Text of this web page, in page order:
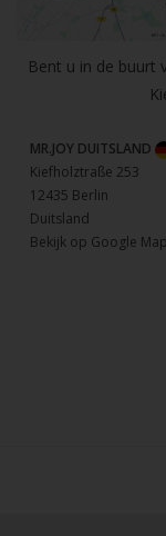
Bent u in de buurt
MR.JOY DUITSLAND
Kiefholztraße 253
12435 Berlin
Duitsland
Bekijk op Google